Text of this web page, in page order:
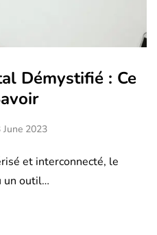
Démystifié : Ce
June 2023
et interconnecté, le
un outil…